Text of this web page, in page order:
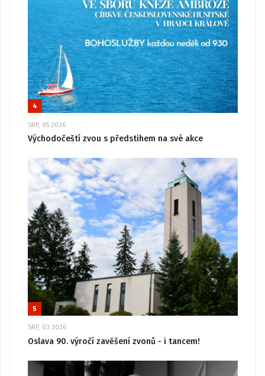
4
SRP, 05 2026
Východočeští zvou s předstihem na své akce
5
SRP, 03 2026
Oslava 90. výročí zavěšení zvonů - i tancem!